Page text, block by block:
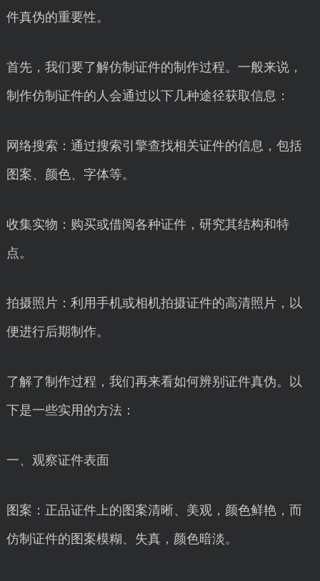
件真伪的重要性。
首先，我们要了解仿制证件的制作过程。一般来说，
制作仿制证件的人会通过以下几种途径获取信息：
网络搜索：通过搜索引擎查找相关证件的信息，包括
图案、颜色、字体等。
收集实物：购买或借阅各种证件，研究其结构和特
点。
拍摄照片：利用手机或相机拍摄证件的高清照片，以
便进行后期制作。
了解了制作过程，我们再来看如何辨别证件真伪。以
下是一些实用的方法：
一、观察证件表面
图案：正品证件上的图案清晰、美观，颜色鲜艳，而
仿制证件的图案模糊、失真，颜色暗淡。